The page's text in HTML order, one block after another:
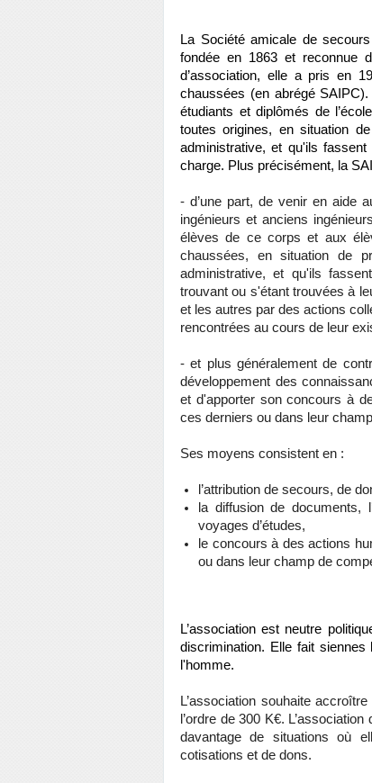
La Société amicale de
fondée en 1863 et reconnue
d’association, elle a pris en
chaussées (en abrégé
étudiants et diplômés de
toutes origines, en situation
administrative, et qu'ils
charge. Plus précisément, la
- d’une part, de venir en aide
ingénieurs et anciens
élèves de ce corps et aux
chaussées, en situation de
administrative, et qu'ils
trouvant ou s'étant trouvées à
et les autres par des actions
rencontrées au cours de leur
- et plus généralement de
développement des
et d'apporter son concours à
ces derniers ou dans leur
Ses moyens consistent en :
l’attribution de secours, de
la diffusion de documents,
voyages d’études,
le concours à des actions
ou dans leur champ de
L’association est neutre
discrimination. Elle fait
l'homme.
L’association souhaite
l’ordre de 300 K€.
davantage de situations où
cotisations et de dons.